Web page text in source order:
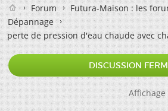
Forum
Futura-Maison : les
Dépannage
perte de pression d'eau chaude avec
DISCUSSION